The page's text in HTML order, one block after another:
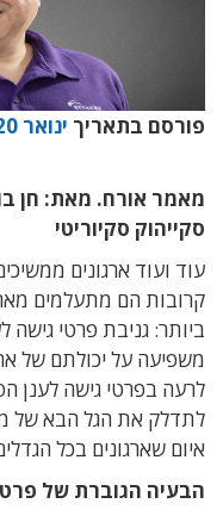
פורסם בתאריך ינואר 20, 2025
מאמר אורח. מאת: חן
סקייהוק סקיוריטי
עוד ועוד ארגונים
קרובות הם מתעלמים
ביותר: גניבת פרטי
משפיעה על יכולתם של
לרעה בפרטי גישה לענן
לתדלק את הגל הבא של
איום שארגונים בכל
הבעיה הגוברת של